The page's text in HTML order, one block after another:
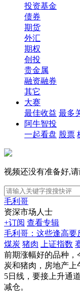
投资基金
债券
期货
外汇
期权
创投
贵金属
融资融券
其它
大赛
最佳收益 最多
阿牛智投
一起看盘 股票
视频还没有准备好,
毛利哥
资深市场人士
+订阅 查看专辑
毛利哥：这些逢高要
煤炭 猪肉 上证指数
前期涨幅好的品种，
炭和猪肉，房地产
5日线，要接上升通
减仓。